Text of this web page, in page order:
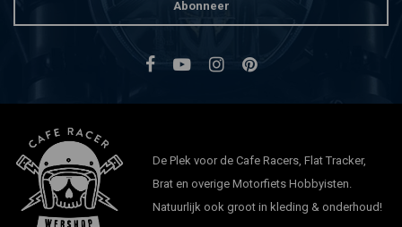
Abonneer
De Plek voor de Cafe Racers, Flat Tracker,
Brat en overige Motorfiets Hobbyisten.
Natuurlijk ook groot in kleding & onderhoud!